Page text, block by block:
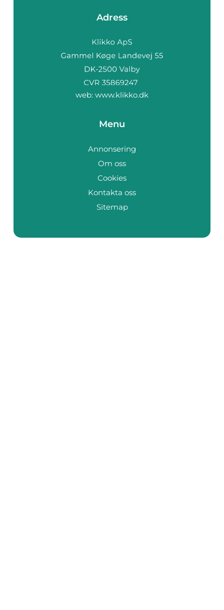
Adress
web: www.klikko.dk
Menu
Annonsering
Om oss
Cookies
Kontakta oss
Sitemap